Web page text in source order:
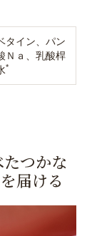
タイン、パン
Ｎａ、乳酸桿
*
つかな
届ける